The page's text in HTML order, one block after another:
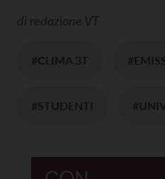
di redazione VT
#CLIMA 3T
#STUDENTI